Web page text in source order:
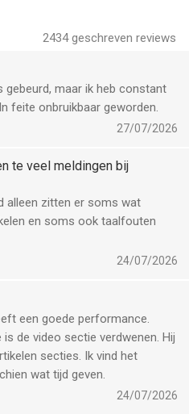
2434geschreven reviews
gebeurd, maar ik heb constant
feite onbruikbaar geworden.
27/07/2026
te veel meldingen bij
alleen zitten er soms wat
en soms ook taalfouten
de Poolse president premier
vaak een melding als er iemand
24/07/2026
een goede performance.
de video sectie verdwenen. Hij
secties. Ik vind het
wat tijd geven.
24/07/2026